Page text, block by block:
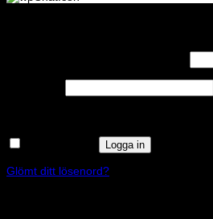
Logga in
Glömt ditt lösenord?